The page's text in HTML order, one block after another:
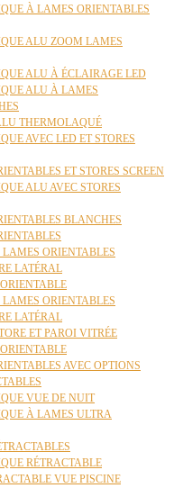
À LAMES ORIENTABLES
ALU ZOOM LAMES
ALU À ÉCLAIRAGE LED
ALU À LAMES
THERMOLAQUÉ
AVEC LED ET STORES
ET STORES SCREEN
ALU AVEC STORES
BLANCHES
ORIENTABLES
LATÉRAL
ORIENTABLES
LATÉRAL
ET PAROI VITRÉE
AVEC OPTIONS
VUE DE NUIT
À LAMES ULTRA
RÉTRACTABLE
VUE PISCINE